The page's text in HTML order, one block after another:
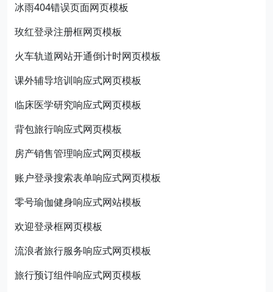
冰雨404错误页面网页模板
玫红登录注册框网页模板
火车轨道网站开通倒计时网页模板
课外辅导培训响应式网页模板
临床医学研究响应式网页模板
背包旅行响应式网页模板
房产销售管理响应式网页模板
账户登录搜索表单响应式网页模板
零号瑜伽健身响应式网站模板
欢迎登录框网页模板
流浪者旅行服务响应式网页模板
旅行预订组件响应式网页模板